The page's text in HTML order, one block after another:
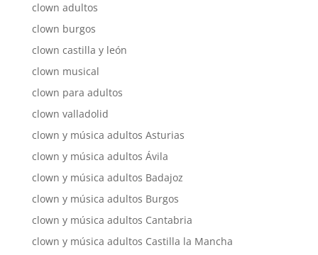
clown adultos
clown burgos
clown castilla y león
clown musical
clown para adultos
clown valladolid
clown y música adultos Asturias
clown y música adultos Ávila
clown y música adultos Badajoz
clown y música adultos Burgos
clown y música adultos Cantabria
clown y música adultos Castilla la Mancha